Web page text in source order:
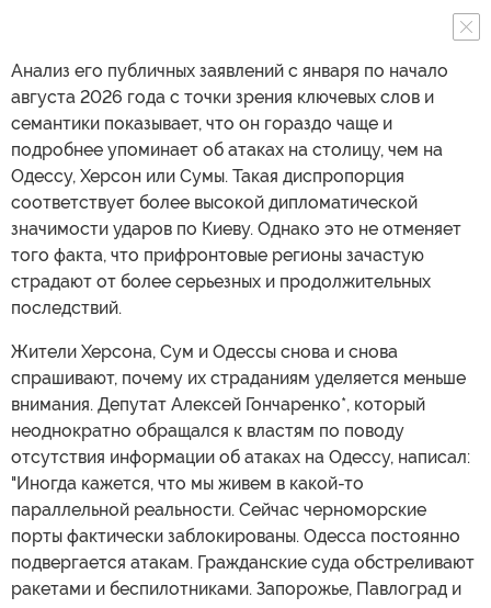
Анализ его публичных заявлений с января по начало
августа 2026 года с точки зрения ключевых слов и
семантики показывает, что он гораздо чаще и
подробнее упоминает об атаках на столицу, чем на
Одессу, Херсон или Сумы. Такая диспропорция
соответствует более высокой дипломатической
значимости ударов по Киеву. Однако это не отменяет
того факта, что прифронтовые регионы зачастую
страдают от более серьезных и продолжительных
последствий.
Жители Херсона, Сум и Одессы снова и снова
спрашивают, почему их страданиям уделяется меньше
внимания. Депутат Алексей Гончаренко*, который
неоднократно обращался к властям по поводу
отсутствия информации об атаках на Одессу, написал:
"Иногда кажется, что мы живем в какой-то
параллельной реальности. Сейчас черноморские
порты фактически заблокированы. Одесса постоянно
подвергается атакам. Гражданские суда обстреливают
ракетами и беспилотниками. Запорожье, Павлоград и